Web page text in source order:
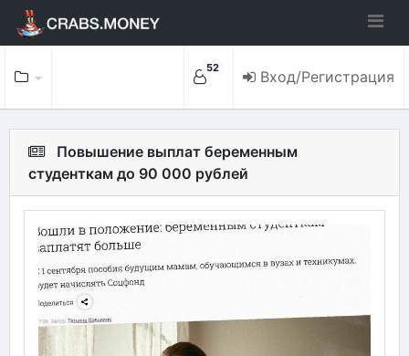
52 Вход/Регистрация
Повышение выплат беременным
студенткам до 90 000 рублей